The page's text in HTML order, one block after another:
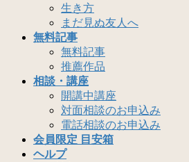
生き方
まだ見ぬ友人へ
無料記事
無料記事
推薦作品
相談・講座
開講中講座
対面相談のお申込み
電話相談のお申込み
会員限定 目安箱
ヘルプ